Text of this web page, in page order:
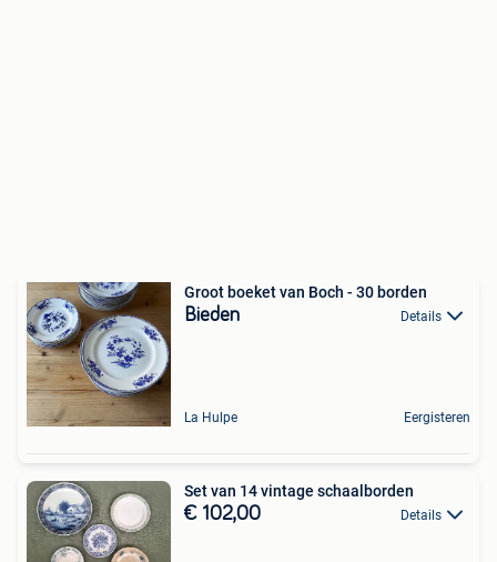
Groot boeket van Boch - 30 borden
Bieden Details
La Hulpe Eergisteren
Set van 14 vintage schaalborden
€ 102,00 Details